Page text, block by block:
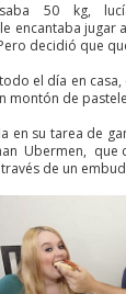
50 kg,
encantaba jugar
decidió que
el día en
montón de
en su tarea de
Ubermen, que
de un